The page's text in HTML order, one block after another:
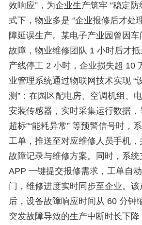
效响应”，为企业生产筑牢 “稳定防
式下，物业多是 “企业报修后才处
障延误生产。某电子产业园曾因
故障，物业维修团队 1 小时后才
产线停工 2 小时，企业损失超 10
业管理系统通过物联网技术实现 “
测”：在园区配电房、空调机组、
安装传感器，实时采集运行数据，
超标”“能耗异常” 等预警信号时，
工单，推送至对应维修人员手机，
故障记录与维修方案。同时，系统
APP 一键提交报修需求，工单自
门，维修进度实时同步至企业。
后，设备故障响应时间从 60 分钟
突发故障导致的生产中断时长下